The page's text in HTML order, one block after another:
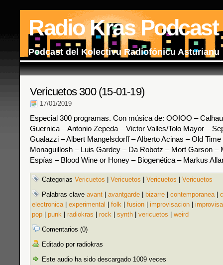
Radio Kras Podcast
Podcast del Kolectivu Radiofónicu Asturianu
Vericuetos 300 (15-01-19)
17/01/2019
Especial 300 programas. Con música de: OOIOO –
Guernica – Antonio Zepeda – Victor Valles/Tolo Mayor –
Gualazzi – Albert Mangelsdorff – Alberto Acinas – Old
Monaguillosh – Luis Gardey – Da Robotz – Mort Garson –
Espías – Blood Wine or Honey – Biogenética – Markus
Categorias Vericuetos Vericuetos Vericuetos
Vericuetos
Palabras clave avant avantgarde bizarre contemporanea|
electronica| experimental folk fusion improvisacion
pop
punk radiokras rock synth vericuetos
weird
Comentarios (0)
Editado por radiokras
Este audio ha sido descargado 1009 veces